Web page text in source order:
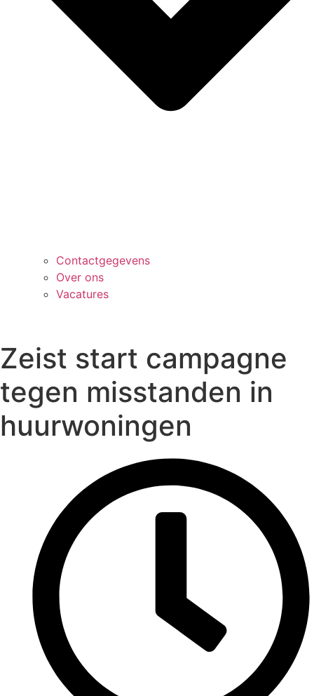
Contactgegevens
Over ons
Vacatures
Zeist start campagne
tegen misstanden in
huurwoningen